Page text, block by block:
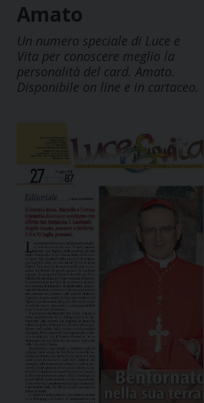
Amato
Un numero speciale di Luce e
Vita per conoscere meglio la
personalità del card. Amato.
Disponibile on line e in cartaceo.